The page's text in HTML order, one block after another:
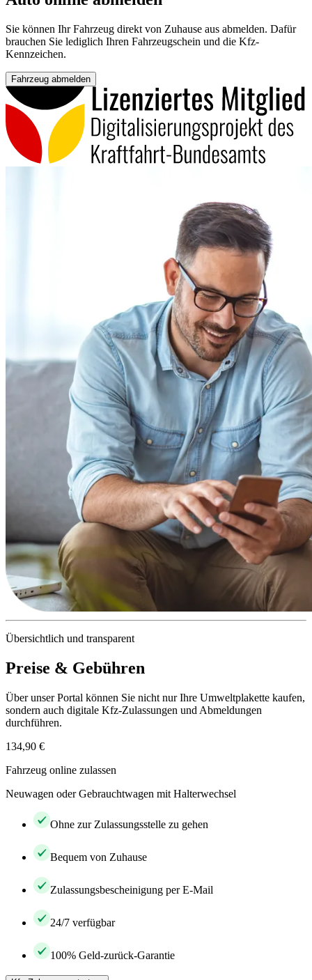
Sie können Ihr Fahrzeug direkt von Zuhause aus abmelden. Dafür
brauchen Sie lediglich Ihren Fahrzeugschein und die Kfz-
Kennzeichen.
Fahrzeug abmelden
Übersichtlich und transparent
Preise & Gebühren
Über unser Portal können Sie nicht nur Ihre Umweltplakette kaufen,
sondern auch digitale Kfz-Zulassungen und Abmeldungen
durchführen.
134,90 €
Fahrzeug online zulassen
Neuwagen oder Gebrauchtwagen mit Halterwechsel
Ohne zur Zulassungsstelle zu gehen
Bequem von Zuhause
Zulassungsbescheinigung per E-Mail
24/7 verfügbar
100% Geld-zurück-Garantie